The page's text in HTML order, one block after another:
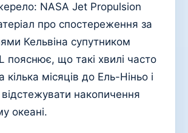
NASA Jet Propulsion
про спостереження за
Кельвіна супутником
пояснює, що такі хвилі часто
кілька місяців до Ель-Ніньо і
накопичення
океані.